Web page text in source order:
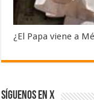
¿El Papa viene a
SÍGUENOS EN X